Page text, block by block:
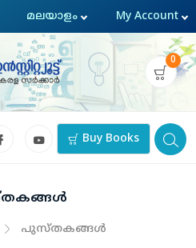
0
Buy Books
പുസ്തകങ്ങള്‍